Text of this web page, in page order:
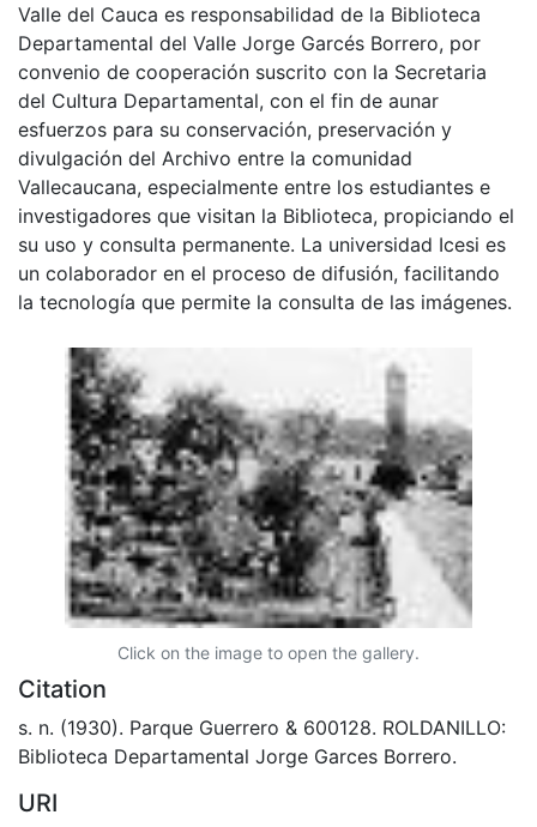
Valle del Cauca es responsabilidad de la Biblioteca
Departamental del Valle Jorge Garcés Borrero, por
convenio de cooperación suscrito con la Secretaria
del Cultura Departamental, con el fin de aunar
esfuerzos para su conservación, preservación y
divulgación del Archivo entre la comunidad
Vallecaucana, especialmente entre los estudiantes e
investigadores que visitan la Biblioteca, propiciando el
su uso y consulta permanente. La universidad Icesi es
un colaborador en el proceso de difusión, facilitando
la tecnología que permite la consulta de las imágenes.
Click on the image to open the gallery.
Citation
s. n. (1930). Parque Guerrero & 600128. ROLDANILLO:
Biblioteca Departamental Jorge Garces Borrero.
URI